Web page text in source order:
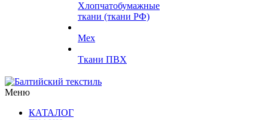
Хлопчатобумажные
ткани (ткани РФ)
Мех
Ткани ПВХ
Меню
КАТАЛОГ